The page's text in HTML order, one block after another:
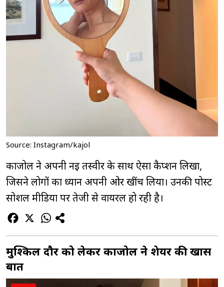
Source: Instagram/kajol
काजोल ने अपनी नई तस्वीर के साथ ऐसा कैप्शन लिखा,
जिसने लोगों का ध्यान अपनी ओर खींच लिया। उनकी पोस्ट
सोशल मीडिया पर तेजी से वायरल हो रही है।
मुश्किल दौर को लेकर काजोल ने शेयर की खास
बात